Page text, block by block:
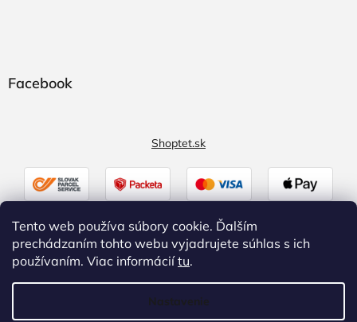
Tento web používa súbory cookie. Ďalším
prechádzaním tohto webu vyjadrujete súhlas s ich
používaním. Viac informáciítu.
Nastavenie
Facebook
Shoptet.sk
Vytvoril Shoptet|Upravil Balkys